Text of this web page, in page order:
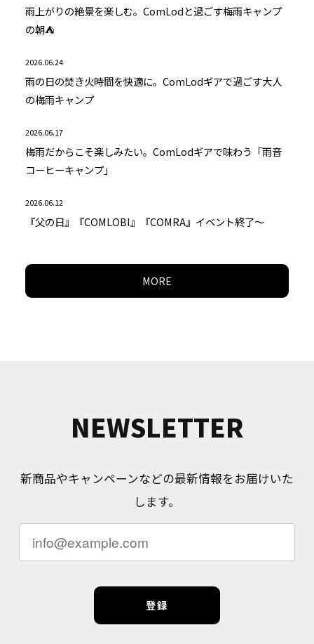
雨上がりの絶景を楽しむ。ComLodと過ごす梅雨キャンプ
の朝⛺
2026.06.24
雨の日の焚き火時間を快適に。ComLodギアで過ごす大人
の梅雨キャンプ
2026.06.17
梅雨だからこそ楽しみたい。ComLodギアで味わう「雨音
コーヒーキャンプ」
2026.06.12
『父の日』『COMLOBI』『COMRA』イベント終了～
MORE
NEWSLETTER
新商品やキャンペーンなどの最新情報をお届けいた
します。
登録